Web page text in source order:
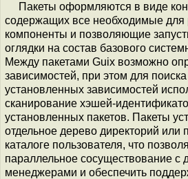
Пакеты оформляются в виде
содержащих все необходимые
компоненты и позволяющие
оглядки на состав базового
Между пакетами Guix возможно
зависимостей, при этом для
установленных зависимостей
сканирование хэшей-
установленных пакетов. Пакеты
отдельное дерево директорий или
каталоге пользователя, что
параллельное сосуществование с
менеджерами и обеспечить